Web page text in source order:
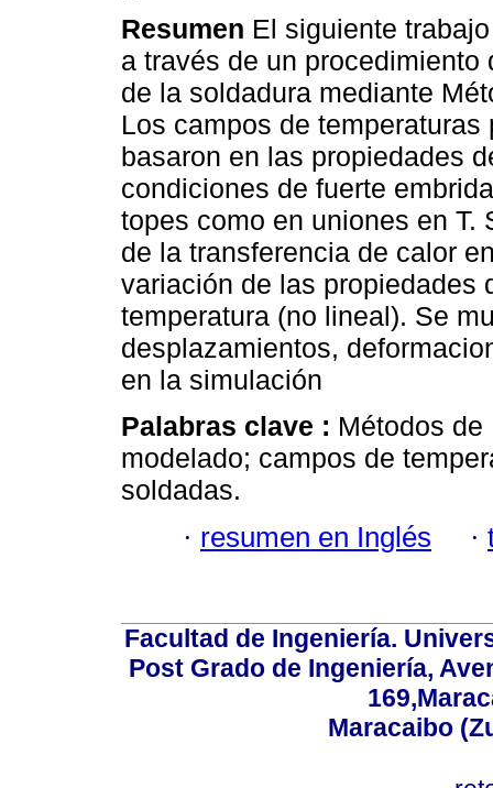
Resumen El siguiente
a través de un
de la soldadura mediante
Los campos de
basaron en las propiedades
condiciones de fuerte
topes como en uniones en
de la transferencia de calor
variación de las propiedades
temperatura (no lineal). Se
desplazamientos,
en la simulación
Palabras clave : Métodos
modelado; campos de
soldadas.
· resumen en Inglés ·
Facultad de Ingeniería.
Post Grado de Ingeniería,
Maracaibo